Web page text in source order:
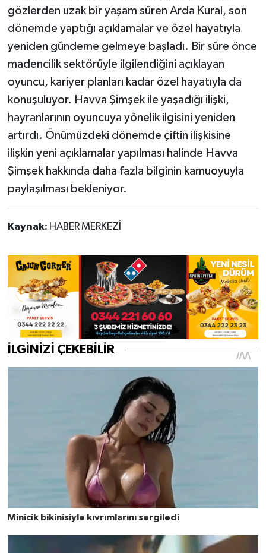
gözlerden uzak bir yaşam süren Arda Kural, son
dönemde yaptığı açıklamalar ve özel hayatıyla
yeniden gündeme gelmeye başladı. Bir süre önce
madencilik sektörüyle ilgilendiğini açıklayan
oyuncu, kariyer planları kadar özel hayatıyla da
konuşuluyor. Havva Şimşek ile yaşadığı ilişki,
hayranlarının oyuncuya yönelik ilgisini yeniden
artırdı. Önümüzdeki dönemde çiftin ilişkisine
ilişkin yeni açıklamalar yapılması halinde Havva
Şimşek hakkında daha fazla bilginin kamuoyuyla
paylaşılması bekleniyor.
Kaynak: HABER MERKEZİ